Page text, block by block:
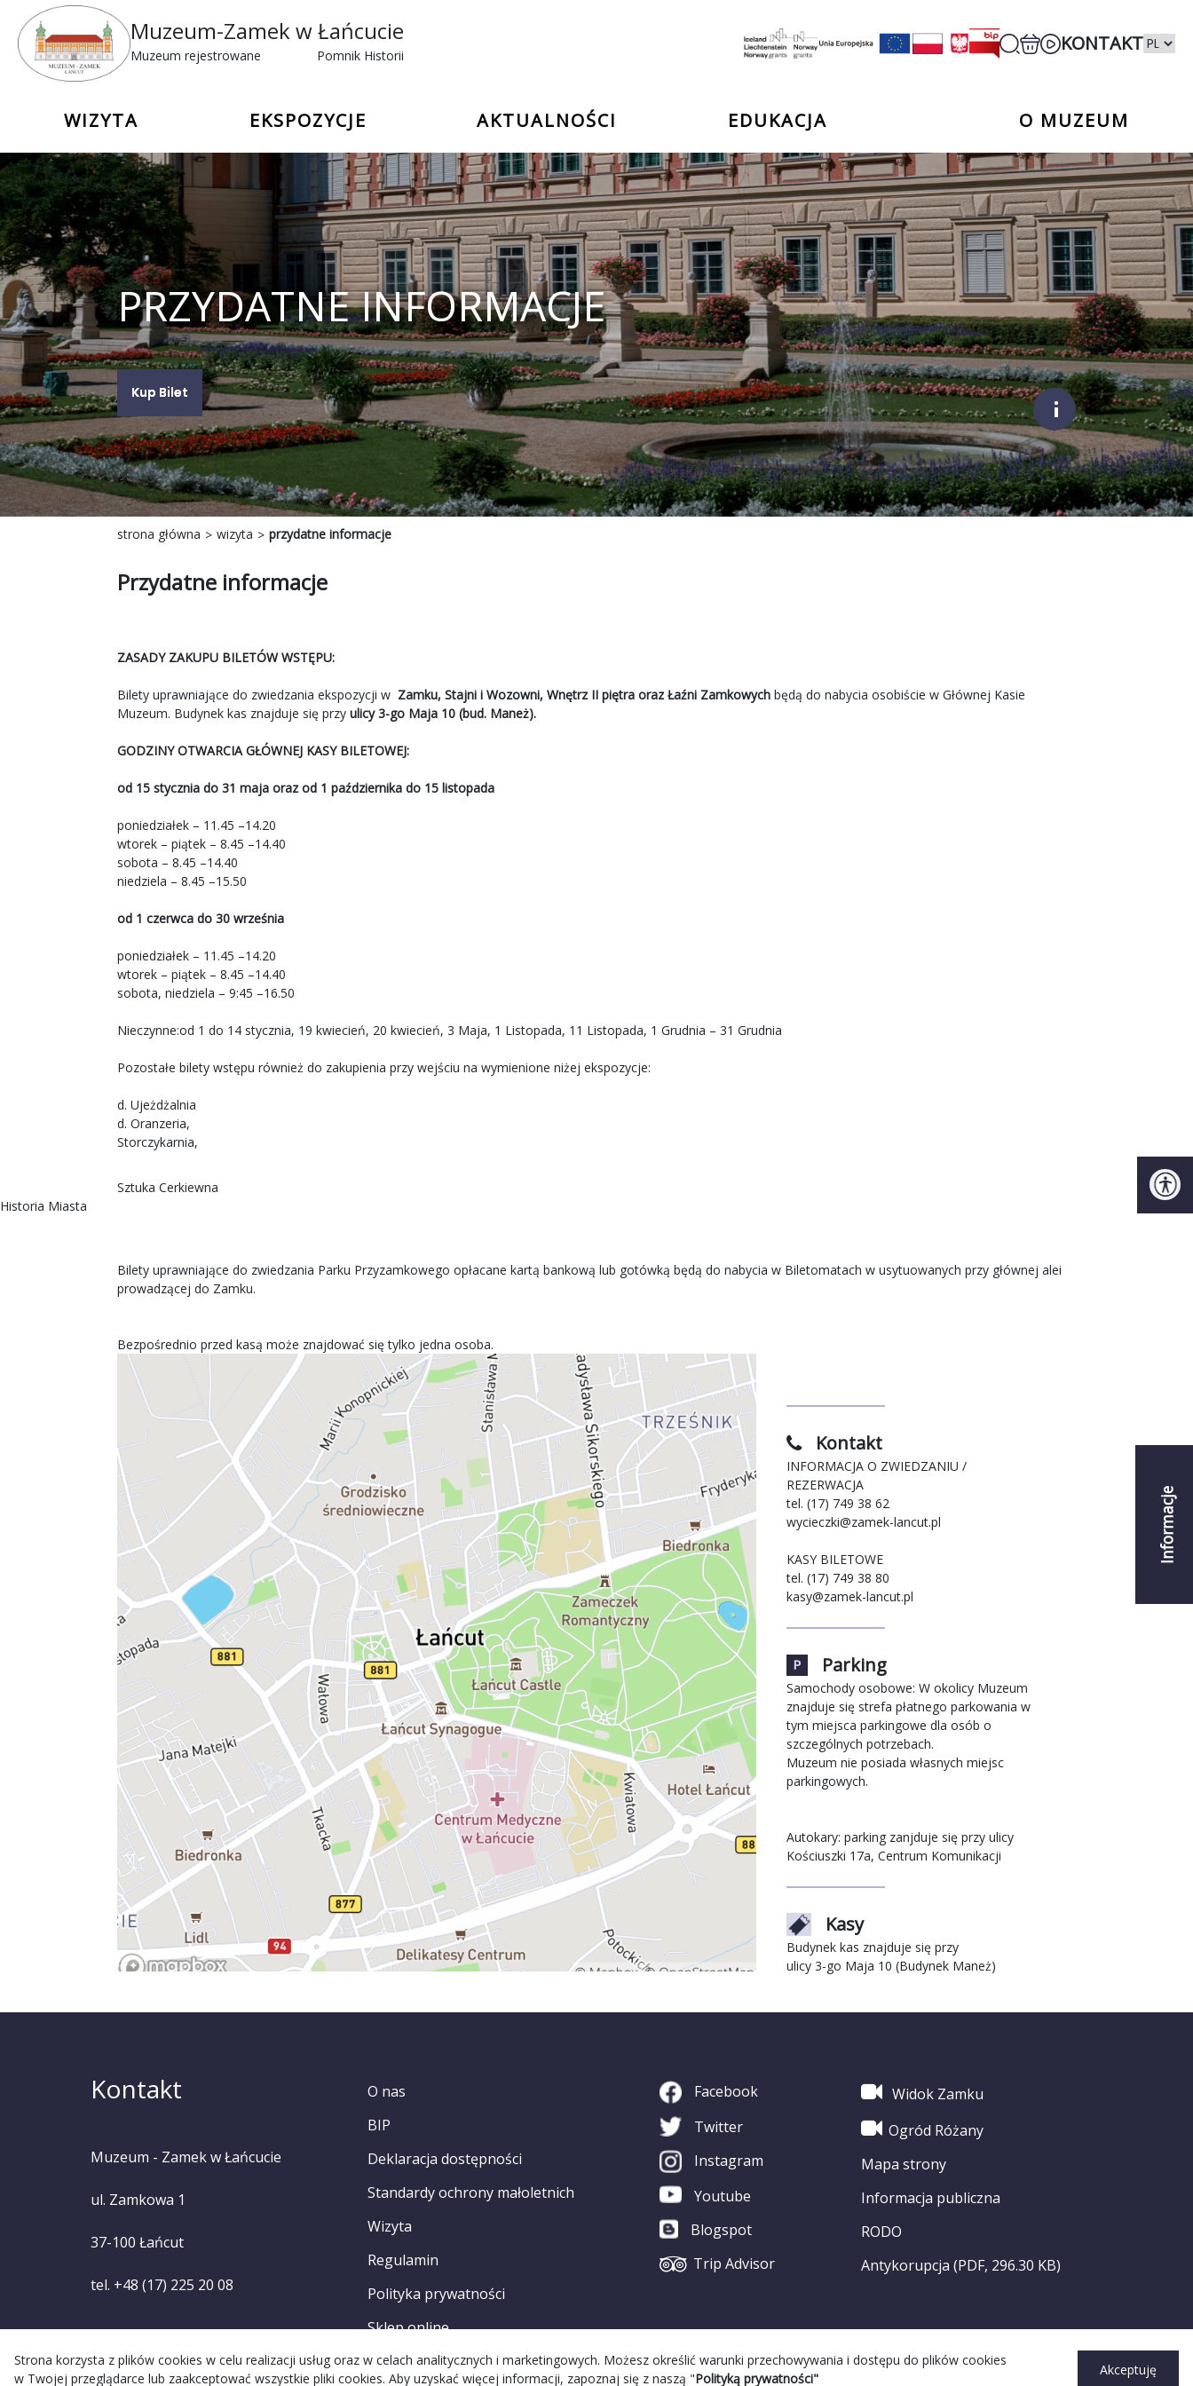
Muzeum-Zamek w Łańcucie
Muzeum rejestrowane Pomnik Historii
KONTAKT
WIZYTA EKSPOZYCJE AKTUALNOŚCI EDUKACJA O MUZEUM
Informacje
PRZYDATNE INFORMACJE
Kup Bilet
;
strona główna wizyta przydatne informacje
Przydatne informacje
ZASADY ZAKUPU BILETÓW WSTĘPU:
Bilety uprawniające do zwiedzania ekspozycji w Zamku, Stajni i Wozowni, Wnętrz II piętra oraz Łaźni Zamkowych będą do nabycia osobiście w Głównej Kasie
Muzeum. Budynek kas znajduje się przy ulicy 3-go Maja 10 (bud. Maneż).
GODZINY OTWARCIA GŁÓWNEJ KASY BILETOWEJ:
od 15 stycznia do 31 maja oraz od 1 października do 15 listopada
poniedziałek – 11.45 –14.20
wtorek – piątek – 8.45 –14.40
sobota – 8.45 –14.40
niedziela – 8.45 –15.50
od 1 czerwca do 30 września
poniedziałek – 11.45 –14.20
wtorek – piątek – 8.45 –14.40
sobota, niedziela – 9:45 –16.50
Nieczynne:od 1 do 14 stycznia, 19 kwiecień, 20 kwiecień, 3 Maja, 1 Listopada, 11 Listopada, 1 Grudnia – 31 Grudnia
Pozostałe bilety wstępu również do zakupienia przy wejściu na wymienione niżej ekspozycje:
d. Ujeżdżalnia
d. Oranzeria,
Storczykarnia,
Sztuka Cerkiewna
Historia Miasta
Bilety uprawniające do zwiedzania Parku Przyzamkowego opłacane kartą bankową lub gotówką będą do nabycia w Biletomatach w usytuowanych przy głównej alei
prowadzącej do Zamku.
Bezpośrednio przed kasą może znajdować się tylko jedna osoba.
Kontakt
INFORMACJA O ZWIEDZANIU /
REZERWACJA
tel. (17) 749 38 62
wycieczki@zamek-lancut.pl
KASY BILETOWE
tel. (17) 749 38 80
kasy@zamek-lancut.pl
Parking
Samochody osobowe: W okolicy Muzeum
znajduje się strefa płatnego parkowania w
tym miejsca parkingowe dla osób o
szczególnych potrzebach.
Muzeum nie posiada własnych miejsc
parkingowych.
Autokary: parking zanjduje się przy ulicy
Kościuszki 17a, Centrum Komunikacji
Kasy
Budynek kas znajduje się przy
ulicy 3-go Maja 10 (Budynek Maneż)
Strona korzysta z plików cookies w celu realizacji usług oraz w celach analitycznych i marketingowych. Możesz określić warunki przechowywania i dostępu do plików cookies
w Twojej przeglądarce lub zaakceptować wszystkie pliki cookies. Aby uzyskać więcej informacji, zapoznaj się z naszą "Polityką prywatności"
Akceptuję
Kontakt
Muzeum - Zamek w Łańcucie
ul. Zamkowa 1
37-100 Łańcut
tel. +48 (17) 225 20 08
O nas
BIP
Deklaracja dostępności
Standardy ochrony małoletnich
Wizyta
Regulamin
Polityka prywatności
Sklep online
Facebook
Twitter
Instagram
Youtube
Blogspot
Trip Advisor
Widok Zamku
Ogród Różany
Mapa strony
Informacja publiczna
RODO
Antykorupcja (PDF, 296.30 KB)